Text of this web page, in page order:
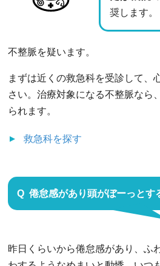
奨します。
不整脈を疑います。
まずは近くの救急科を受診して、
さい。治療対象になる不整脈なら
られます。
救急科を探す
倦怠感があり頭がぼーっとす
昨日くらいから倦怠感があり、ふ